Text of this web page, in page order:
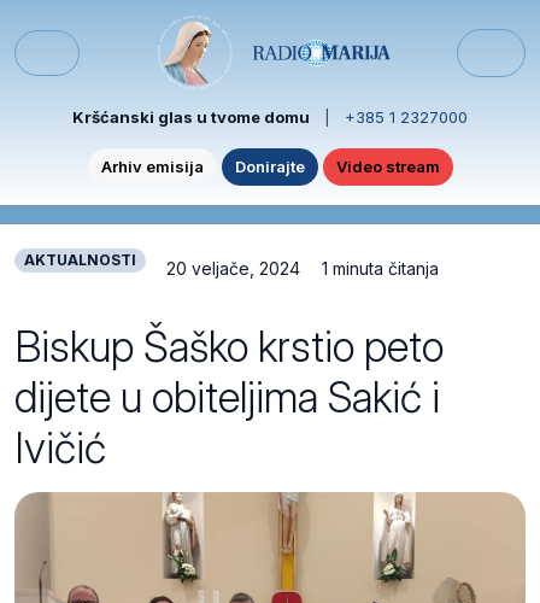
Menu
Kršćanski glas u tvome domu +385 1 2327000
Arhiv emisija Donirajte Video stream
AKTUALNOSTI 20 veljače, 2024 1 minuta čitanja
Biskup Šaško krstio peto
dijete u obiteljima Sakić i
Ivičić